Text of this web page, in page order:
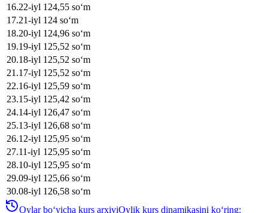
16.22-iyl 124,55 soʻm
17.21-iyl 124 soʻm
18.20-iyl 124,96 soʻm
19.19-iyl 125,52 soʻm
20.18-iyl 125,52 soʻm
21 .17-iyl 125,52 soʻm
22.16-iyl 125,59 soʻm
23.15-iyl 125,42 soʻm
24.14-iyl 126,47 soʻm
25.13-iyl 126,68 soʻm
26.12-iyl 125,95 soʻm
27.11-iyl 125,95 soʻm
28.10-iyl 125,95 soʻm
29.09-iyl 125,66 soʻm
30.08-iyl 126,58 soʻm
Oylar bo‘yicha kurs arxiviOylik kurs dinamikasini ko‘ring: